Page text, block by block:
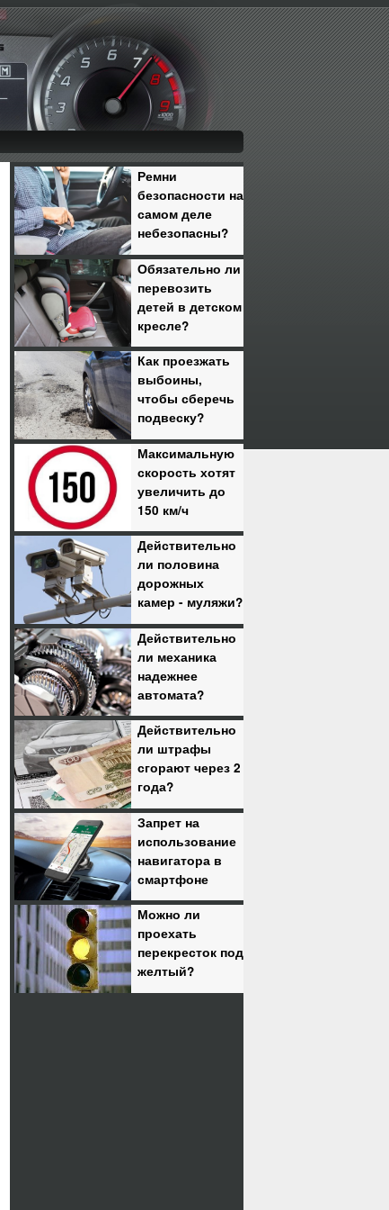
Ремни
безопасности на
самом деле
небезопасны?
Обязательно ли
перевозить
детей в детском
кресле?
Как проезжать
выбоины,
чтобы сберечь
подвеску?
Максимальную
скорость хотят
увеличить до
150 км/ч
Действительно
ли половина
дорожных
камер - муляжи?
Действительно
ли механика
надежнее
автомата?
Действительно
ли штрафы
сгорают через 2
года?
Запрет на
использование
навигатора в
смартфоне
Можно ли
проехать
перекресток под
желтый?